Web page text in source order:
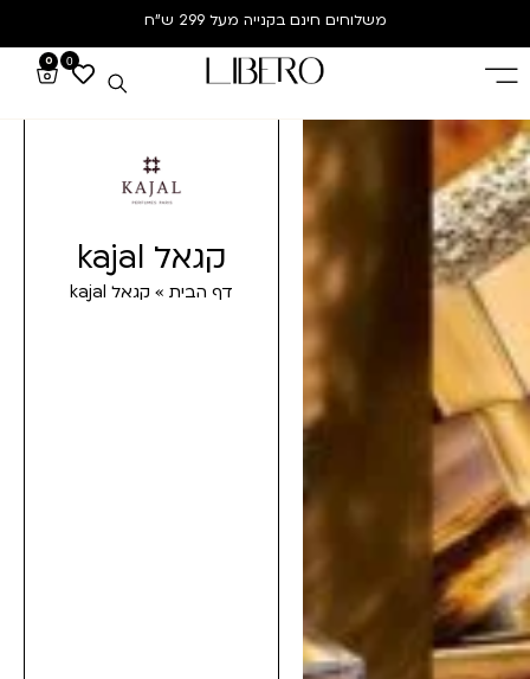
משלוחים חינם בקנייה מעל 299 ש”ח
0
קגאל kajal
דף הבית»קגאל kajal